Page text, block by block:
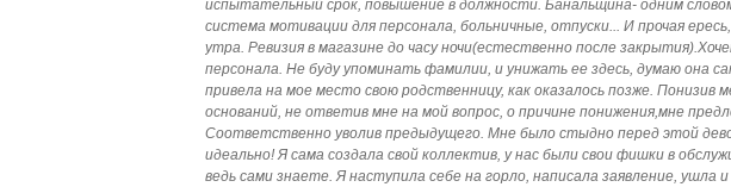
испытательный срок, повышение в должности. Банальщина- одним
система мотивации для персонала, больничные, отпуски... И прочая
утра. Ревизия в магазине до часу ночи(естественно после
персонала. Не буду упоминать фамилии, и унижать ее здесь, думаю она
привела на мое место свою родственницу, как оказалось позже. Понизив
оснований, не ответив мне на мой вопрос, о причине понижения,мне
Соответственно уволив предыдущего. Мне было стыдно перед этой
идеально! Я сама создала свой коллектив, у нас были свои фишки в
ведь сами знаете. Я наступила себе на горло, написала заявление, ушла